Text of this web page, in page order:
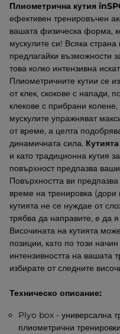
Плиометрична кутия
ефективен тренировъчен
вашата физическа форма,
мускулите си! Всяка
предлагайки възможности
това колко интензивна
Плиометричните кутии се
от клек, скокове с напади,
клекове с прибрани
мускулите упражняват
от време, а целта
динамичната сила.
и като традиционна кутия
повърхност предпазва
Повърхността ви
време на тренировка (дори
кутията не се нуждае от
трябва да направите, е да
Височината на кутията
позиции, като по този
интензивността на вашата
избирате от следните
Техническо описание:
Plyo box - универсална
плиометрични тренировки